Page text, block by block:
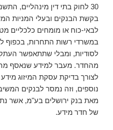
בקשת הבנקים ובעלי המניות
לבאי-כוח או מומחים כלכליים
במשרדי רשות התחרות, בכפוף
לסודיות, ומבלי שתתאפשר
מהחדר. מעבר למידע שנאסף
נוספים, וזה נמסר לבנקים
מאת בנק ירושלים בע"מ, אשר
של חדר מידע.